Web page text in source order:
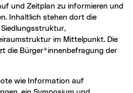
und Zeitplan zu informieren und
Inhaltlich stehen dort die
im Mittelpunkt. Die
die Bürger*innenbefragung der